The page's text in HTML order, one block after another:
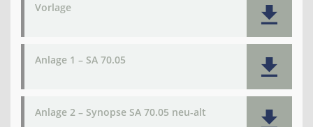
Vorlage
Anlage 1 – SA 70.05
Anlage 2 – Synopse SA 70.05 neu-alt